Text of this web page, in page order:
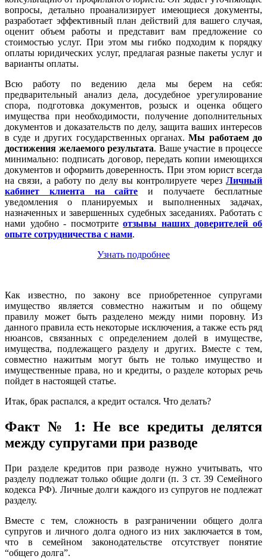
вопросы, детально проанализирует имеющиеся документы,
разработает эффективный план действий для вашего случая,
оценит объем работы и представит вам предложение со
стоимостью услуг. При этом мы гибко подходим к порядку
оплаты юридических услуг, предлагая разные пакеты услуг и
варианты оплаты.
Всю работу по ведению дела мы берем на себя:
предварительный анализ дела, досудебное урегулирование
спора, подготовка документов, розыск и оценка общего
имущества при необходимости, получение дополнительных
документов и доказательств по делу, защита ваших интересов
в суде и других государственных органах.Мы работаем до
достижения желаемого результата. Ваше участие в процессе
минимально: подписать договор, передать копии имеющихся
документов и оформить доверенность. При этом юрист всегда
на связи, а работу по делу вы контролируете через Личный
кабинет клиента на сайте и получаете бесплатные
уведомления о планируемых и выполненных задачах,
назначенных и завершенных судебных заседаниях. Работать с
нами удобно - посмотритеотзывы наших доверителей об
опыте сотрудничества с нами.
Узнать подробнее
Как известно, по закону все приобретенное супругами
имущество является совместно нажитым и по общему
правилу может быть разделено между ними поровну. Из
данного правила есть некоторые исключения, а также есть ряд
нюансов, связанных с определением долей в имуществе,
имущества, подлежащего разделу и других. Вместе с тем,
совместно нажитым могут быть не только имущество и
имущественные права, но и кредиты, о разделе которых речь
пойдет в настоящей статье.
Итак, брак распался, а кредит остался. Что делать?
Факт № 1: Не все кредиты делятся
между супругами при разводе
При разделе кредитов при разводе нужно учитывать, что
разделу подлежат только общие долги (п. 3 ст. 39 Семейного
кодекса РФ). Личные долги каждого из супругов не подлежат
разделу.
Вместе с тем, сложность в разграничении общего долга
супругов и личного долга одного из них заключается в том,
что в семейном законодательстве отсутствует понятие
“общего долга”.